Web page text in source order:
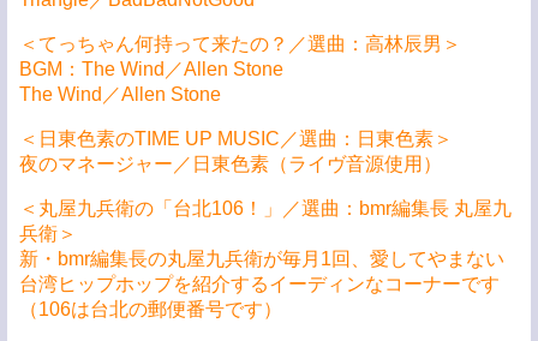
＜てっちゃん何持って来たの？／選曲：高林辰男＞
BGM：The Wind／Allen Stone
The Wind／Allen Stone
＜日東色素のTIME UP MUSIC／選曲：日東色素＞
夜のマネージャー／日東色素（ライヴ音源使用）
＜丸屋九兵衛の「台北106！」／選曲：bmr編集長 丸屋九
兵衛＞
新・bmr編集長の丸屋九兵衛が毎月1回、愛してやまない
台湾ヒップホップを紹介するイーディンなコーナーです
（106は台北の郵便番号です）